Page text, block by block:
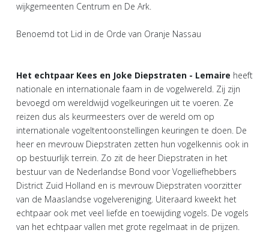
wijkgemeenten Centrum en De Ark.
Benoemd tot Lid in de Orde van Oranje Nassau
Het echtpaar Kees en Joke Diepstraten - Lemaire heeft
nationale en internationale faam in de vogelwereld. Zij zijn
bevoegd om wereldwijd vogelkeuringen uit te voeren. Ze
reizen dus als keurmeesters over de wereld om op
internationale vogeltentoonstellingen keuringen te doen. De
heer en mevrouw Diepstraten zetten hun vogelkennis ook in
op bestuurlijk terrein. Zo zit de heer Diepstraten in het
bestuur van de Nederlandse Bond voor Vogelliefhebbers
District Zuid Holland en is mevrouw Diepstraten voorzitter
van de Maaslandse vogelvereniging. Uiteraard kweekt het
echtpaar ook met veel liefde en toewijding vogels. De vogels
van het echtpaar vallen met grote regelmaat in de prijzen.